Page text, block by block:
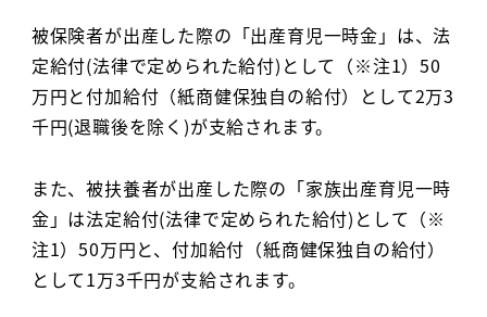
被保険者が出産した際の「出産育児一時金」は、法
定給付(法律で定められた給付)として（※注1）50
万円と付加給付（紙商健保独自の給付）として2万3
千円(退職後を除く)が支給されます。
また、被扶養者が出産した際の「家族出産育児一時
金」は法定給付(法律で定められた給付)として（※
注1）50万円と、付加給付（紙商健保独自の給付）
として1万3千円が支給されます。